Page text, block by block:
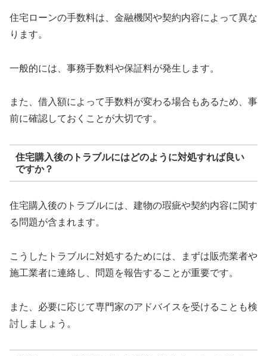
住宅ローンの手数料は、金融機関や契約内容によって異な
ります。
一般的には、事務手数料や保証料が発生します。
また、借入額によって手数料が変わる場合もあるため、事
前に確認しておくことが大切です。
住宅購入後のトラブルにはどのように対処すれば良い
ですか？
住宅購入後のトラブルには、建物の瑕疵や契約内容に関す
る問題が含まれます。
こうしたトラブルに対処するためには、まずは販売業者や
施工業者に連絡し、問題を報告することが重要です。
また、必要に応じて専門家のアドバイスを受けることも検
討しましょう。